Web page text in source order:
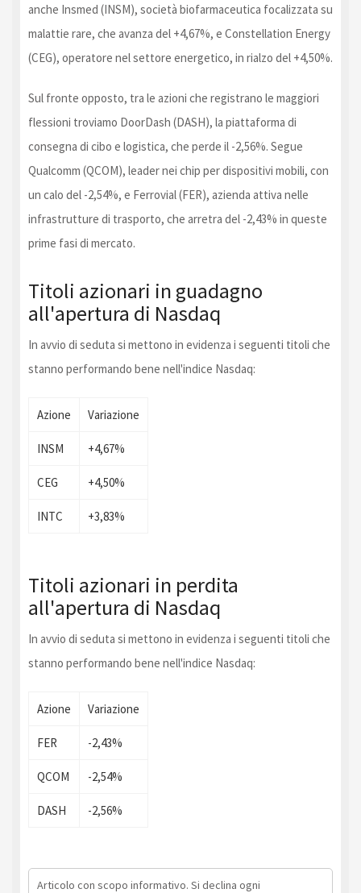
anche Insmed (INSM), società biofarmaceutica focalizzata su
malattie rare, che avanza del +4,67%, e Constellation Energy
(CEG), operatore nel settore energetico, in rialzo del +4,50%.
Sul fronte opposto, tra le azioni che registrano le maggiori
flessioni troviamo DoorDash (DASH), la piattaforma di
consegna di cibo e logistica, che perde il -2,56%. Segue
Qualcomm (QCOM), leader nei chip per dispositivi mobili, con
un calo del -2,54%, e Ferrovial (FER), azienda attiva nelle
infrastrutture di trasporto, che arretra del -2,43% in queste
prime fasi di mercato.
Titoli azionari in guadagno
all'apertura di Nasdaq
In avvio di seduta si mettono in evidenza i seguenti titoli che
stanno performando bene nell'indice Nasdaq:
Azione Variazione
INSM +4,67%
CEG +4,50%
INTC +3,83%
Titoli azionari in perdita
all'apertura di Nasdaq
In avvio di seduta si mettono in evidenza i seguenti titoli che
stanno performando bene nell'indice Nasdaq:
Azione Variazione
FER -2,43%
QCOM -2,54%
DASH -2,56%
Articolo con scopo informativo. Si declina ogni